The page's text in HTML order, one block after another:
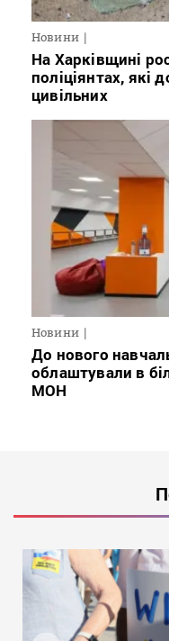
Новини
На Харківщині
поліціянтах, які
цивільних
Новини
До нового
облаштували в
МОН